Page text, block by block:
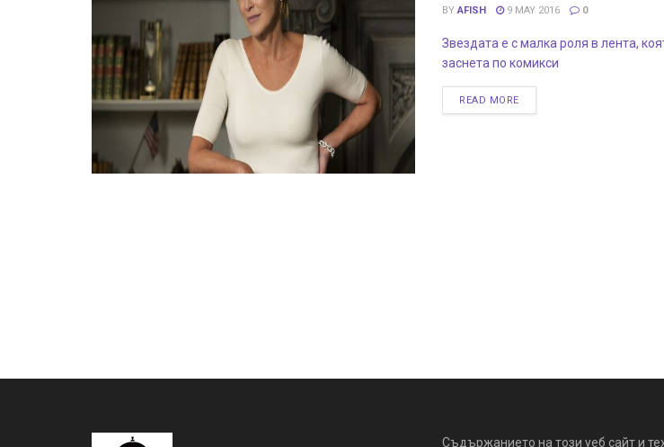
BY AFISH 9 MAY 2016 0
Звездата е с малка роля в лента,
заснета по комикси
READ MORE
Съдържанието на този уеб сайт и